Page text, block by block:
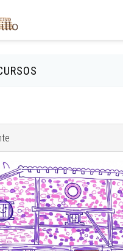
principal